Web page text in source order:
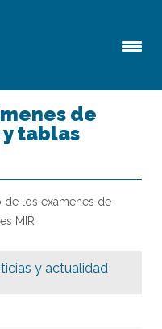
de
tablas
de los exámenes de
MIR
y actualidad